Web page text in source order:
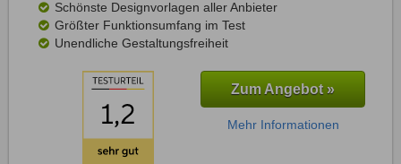
Schönste Designvorlagen aller Anbieter
Größter Funktionsumfang im Test
Unendliche Gestaltungsfreiheit
Zum Angebot »
Mehr Informationen